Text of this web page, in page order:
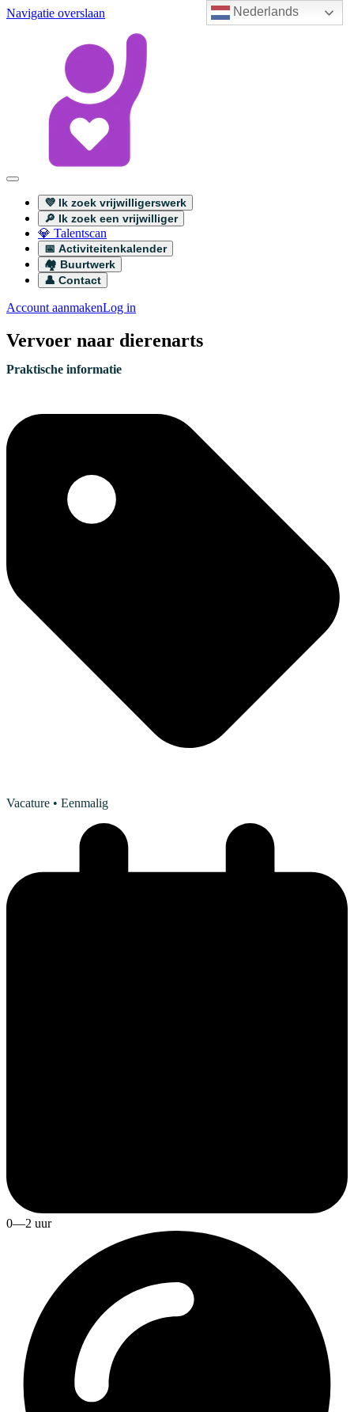
Nederlands
Navigatie overslaan
💜 Ik zoek vrijwilligerswerk
🔎 Ik zoek een vrijwilliger
💎 Talentscan
📅 Activiteitenkalender
🏘️ Buurtwerk
👤 Contact
Account aanmakenLog in
Vervoer naar dierenarts
Praktische informatie
Vacature • Eenmalig
0—2 uur